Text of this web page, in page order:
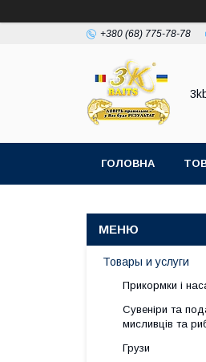
+380 (68) 775-78-78
ГОЛОВНА
Товары и услуги
Прикормки і
Сувеніри та
мисливців та
Грузи